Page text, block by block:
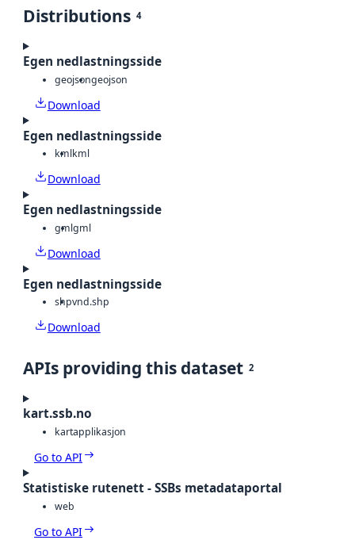
Distributions 4
Egen nedlastningsside
geojsongeojson
Download
Egen nedlastningsside
kmlkml
Download
Egen nedlastningsside
gmlgml
Download
Egen nedlastningsside
shpvnd.shp
Download
APIs providing this dataset 2
kart.ssb.no
kartapplikasjon
Go to API
Statistiske rutenett - SSBs metadataportal
web
Go to API